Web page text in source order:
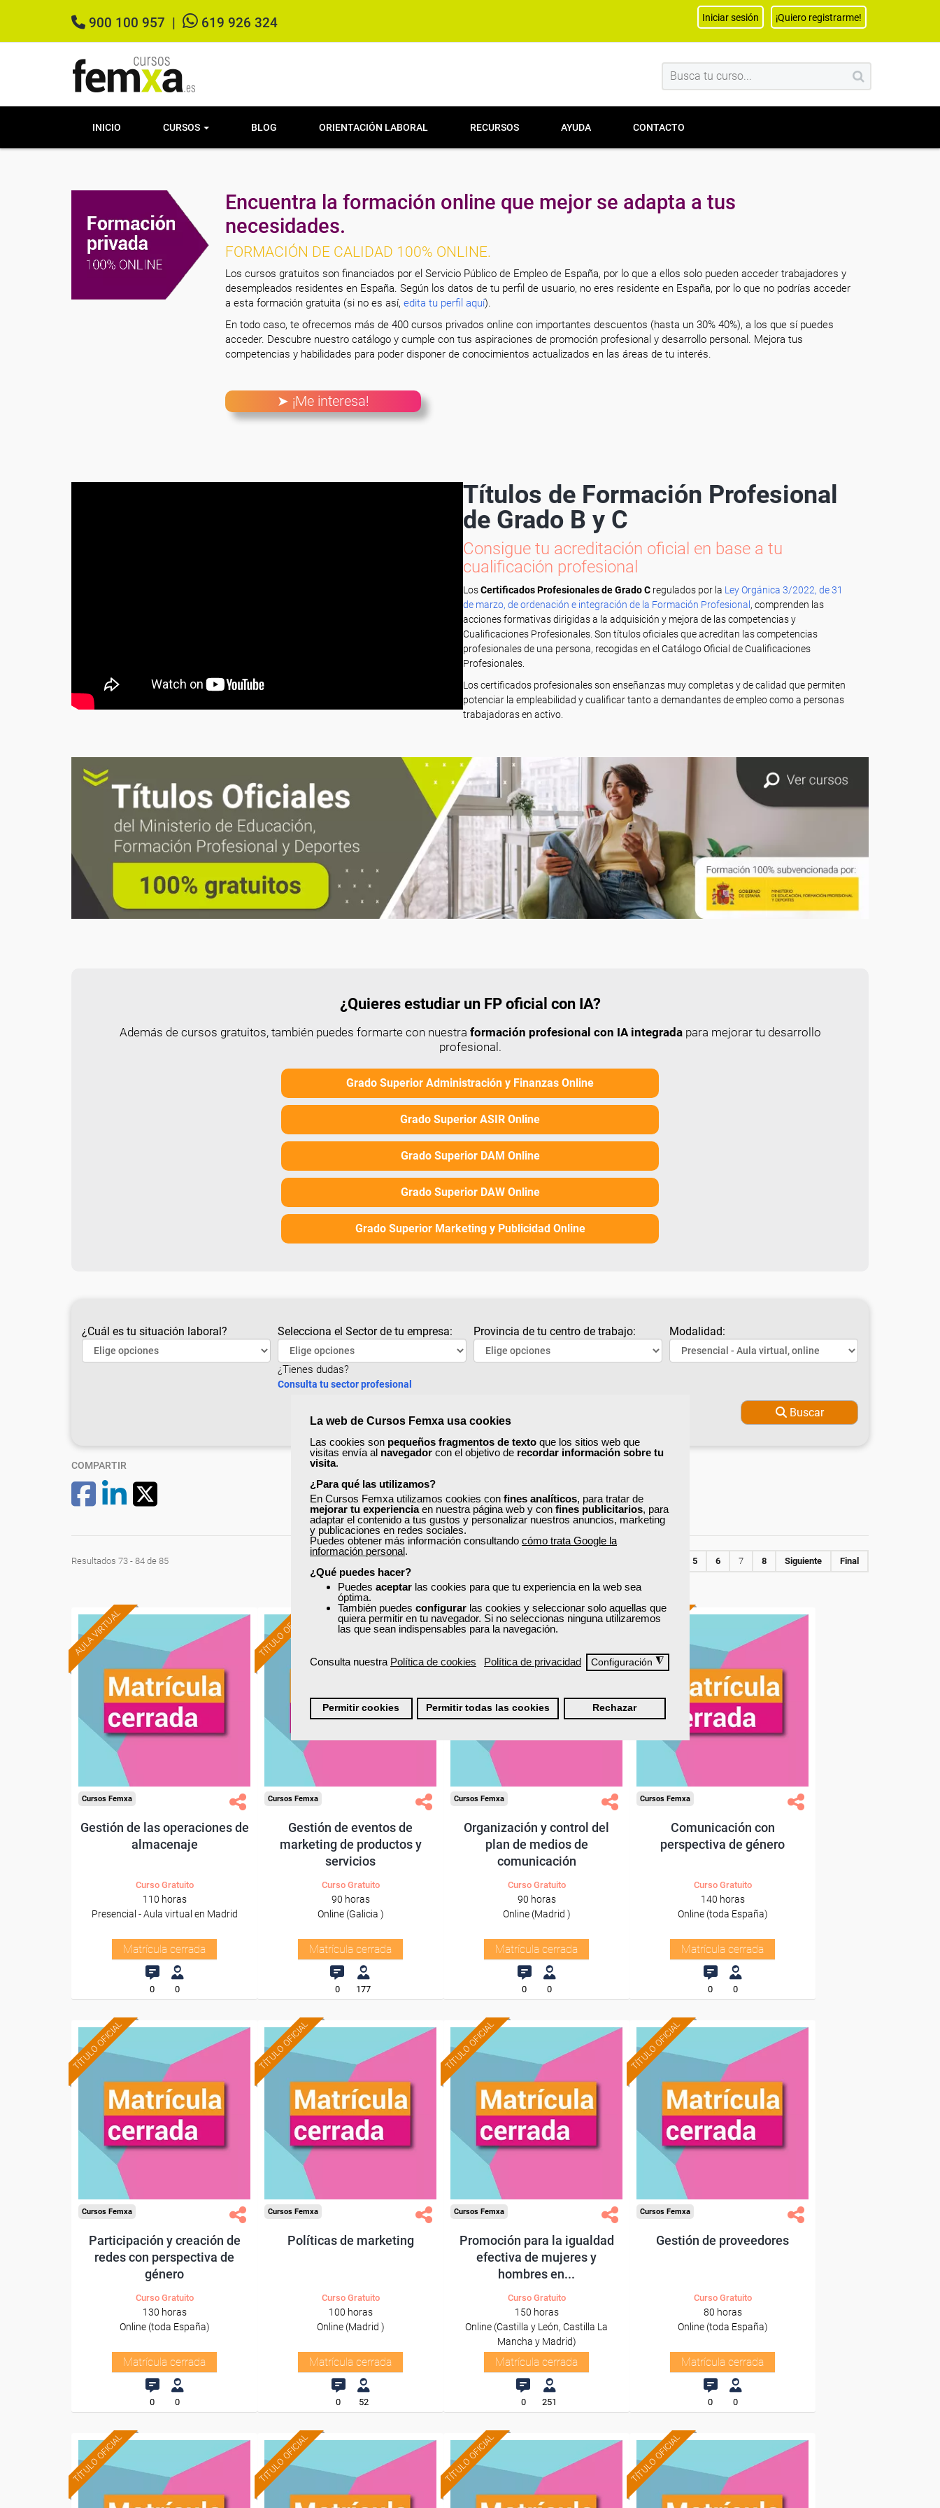
La web de Cursos Femxa usa cookies
Las cookies son pequeños fragmentos de texto que los sitios web que
visitas envía al navegador con el objetivo de recordar información sobre tu
visita.
¿Para qué las utilizamos?
En Cursos Femxa utilizamos cookies con fines analíticos, para tratar de
mejorar tu experienciaen nuestra página web y con fines publicitarios, para
adaptar el contenido a tus gustos y personalizar nuestros anuncios, marketing
y publicaciones en redes sociales.
Puedes obtener más información consultando cómo trata Google la
información personal.
¿Qué puedes hacer?
Puedes aceptar las cookies para que tu experiencia en la web sea
óptima.
También puedes configurar las cookies y seleccionar solo aquellas que
quiera permitir en tu navegador. Si no seleccionas ninguna utilizaremos
las que sean indispensables para la navegación.
Consulta nuestra Política de cookies Política de privacidad Configuración ◮
Permitir cookies Permitir todas las cookies Rechazar
900 100 957 619 926 324 Iniciar sesión ¡Quiero registrarme!
INICIO CURSOS BLOG ORIENTACIÓN LABORAL RECURSOS AYUDA CONTACTO
Encuentra la formación online que mejor se adapta a tus
necesidades.
FORMACIÓN DE CALIDAD 100% ONLINE.
Los cursos gratuitos son financiados por el Servicio Público de Empleo de España, por lo que a ellos solo pueden acceder trabajadores y
desempleados residentes en España. Según los datos de tu perfil de usuario, no eres residente en España, por lo que no podrías acceder
a esta formación gratuita (si no es así, edita tu perfil aquí).
En todo caso, te ofrecemos más de 400 cursos privados online con importantes descuentos (hasta un 30% 40%), a los que sí puedes
acceder. Descubre nuestro catálogo y cumple con tus aspiraciones de promoción profesional y desarrollo personal. Mejora tus
competencias y habilidades para poder disponer de conocimientos actualizados en las áreas de tu interés.
➤ ¡Me interesa!
Títulos de Formación Profesional
de Grado B y C
Consigue tu acreditación oficial en base a tu
cualificación profesional
LosCertificados Profesionales de Grado C regulados por la Ley Orgánica 3/2022, de 31
de marzo, de ordenación e integración de la Formación Profesional , comprenden las
acciones formativas dirigidas a la adquisición y mejora de las competencias y
Cualificaciones Profesionales. Son títulos oficiales que acreditan las competencias
profesionales de una persona, recogidas en el Catálogo Oficial de Cualificaciones
Profesionales.
Los certificados profesionales son enseñanzas muy completas y de calidad que permiten
potenciar la empleabilidad y cualificar tanto a demandantes de empleo como a personas
trabajadoras en activo.
¿Quieres estudiar un FP oficial con IA?
Además de cursos gratuitos, también puedes formarte con nuestra formación profesional con IA integradapara mejorar tu desarrollo
profesional.
Grado Superior Administración y Finanzas Online
Grado Superior ASIR Online
Grado Superior DAM Online
Grado Superior DAW Online
Grado Superior Marketing y Publicidad Online
¿Cuál es tu situación laboral? Selecciona el Sector de tu empresa:
¿Tienes dudas?
Consulta tu sector profesional
Provincia de tu centro de trabajo: Modalidad:
Buscar
COMPARTIR
Resultados 73 - 84 de 85 5 6 7 8 Siguiente Final
AULA VIRTUAL
Cursos Femxa
Gestión de las operaciones de
almacenaje
Curso Gratuito
110 horas
Presencial - Aula virtual en Madrid
Matrícula cerrada
0 0
TÍTULO OFICIAL
Cursos Femxa
Gestión de eventos de
marketing de productos y
servicios
Curso Gratuito
90 horas
Online (Galicia )
Matrícula cerrada
0 177
TÍTULO OFICIAL
Cursos Femxa
Organización y control del
plan de medios de
comunicación
Curso Gratuito
90 horas
Online (Madrid )
Matrícula cerrada
0 0
TÍTULO OFICIAL
Cursos Femxa
Comunicación con
perspectiva de género
Curso Gratuito
140 horas
Online (toda España)
Matrícula cerrada
0 0
TÍTULO OFICIAL
Cursos Femxa
Participación y creación de
redes con perspectiva de
género
Curso Gratuito
130 horas
Online (toda España)
Matrícula cerrada
0 0
TÍTULO OFICIAL
Cursos Femxa
Políticas de marketing
Curso Gratuito
100 horas
Online (Madrid )
Matrícula cerrada
0 52
TÍTULO OFICIAL
Cursos Femxa
Promoción para la igualdad
efectiva de mujeres y
hombres en...
Curso Gratuito
150 horas
Online (Castilla y León, Castilla La
Mancha y Madrid)
Matrícula cerrada
0 251
TÍTULO OFICIAL
Cursos Femxa
Gestión de proveedores
Curso Gratuito
80 horas
Online (toda España)
Matrícula cerrada
0 0
TÍTULO OFICIAL TITULO OFICIAL TÍTULO OFICIAL TÍTULO OFICIAL